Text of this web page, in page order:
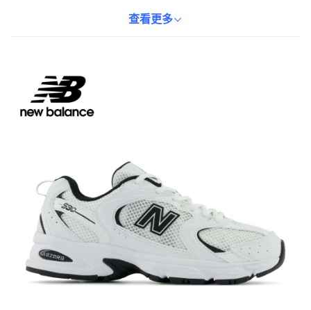
Logo，彰顯品牌魅力。不論是運動健身或日常休閒穿搭，New
查看更多